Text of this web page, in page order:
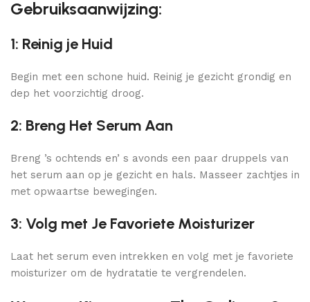
Gebruiksaanwijzing:
1: Reinig je Huid
Begin met een schone huid. Reinig je gezicht grondig en
dep het voorzichtig droog.
2: Breng Het Serum Aan
Breng ’s ochtends en’ s avonds een paar druppels van
het serum aan op je gezicht en hals. Masseer zachtjes in
met opwaartse bewegingen.
3: Volg met Je Favoriete Moisturizer
Laat het serum even intrekken en volg met je favoriete
moisturizer om de hydratatie te vergrendelen.